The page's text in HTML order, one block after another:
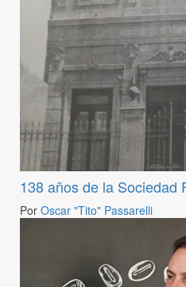
138 años de la Sociedad
Por Oscar "Tito" Passarelli